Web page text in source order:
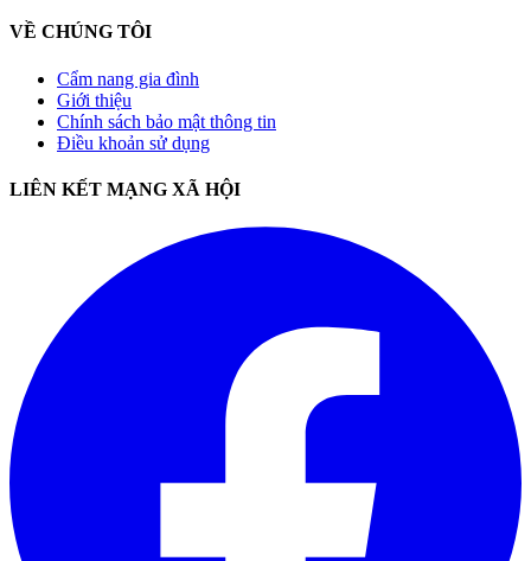
VỀ CHÚNG TÔI
Cẩm nang gia đình
Giới thiệu
Chính sách bảo mật thông tin
Điều khoản sử dụng
LIÊN KẾT MẠNG XÃ HỘI